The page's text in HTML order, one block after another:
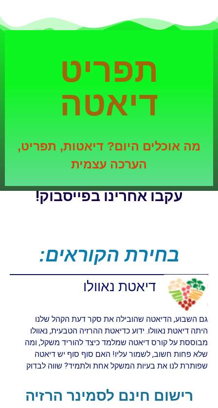
תפריט
דיאטה
מה אוכלים היום? דיאטות, תפריט,
הערכה עצמית
עקבו אחרינו בפייסבוק!
:בחירת הקוראים
דיאטת נאוולו
גם השבוע, הדיאטה שהובילה את סקר דעת הקהל שלנו
היתה דיאטת נאוולו. ידוע כדיאטת ההרזיה הטבעית, נאוולו
מבוססת על קורס דיאטה שמלמד כיצד להוריד משקל, ומה
שלא פחות חשוב, לשמור עליו! האם סוף סוף יש דיאטה
שפותרת לנו את בעיות המשקל אחת ולתמיד? שווה לבדוק
רישום חינם לסמינר הרזיה